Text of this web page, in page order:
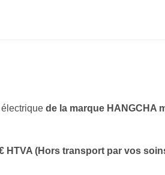
de la marque HANGCHA
HTVA (Hors transport par vos